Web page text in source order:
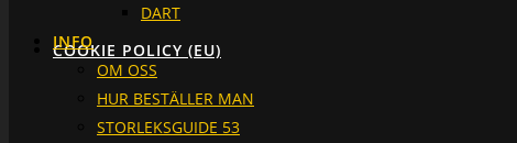
COOKIE POLICY (EU)
DART
INFO
OM OSS
HUR BESTÄLLER MAN
STORLEKSGUIDE 53